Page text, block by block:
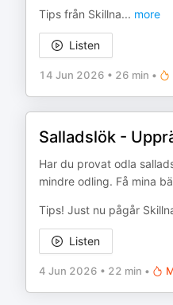
Tips från Skillna... more
Listen
14 Jun 2026 • 26 min •
Salladslök -
Har du provat odla
mindre odling. Få mina
Tips! Just nu pågår
Listen
4 Jun 2026 • 22 min •